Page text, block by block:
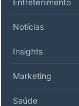
Entretenimento
Notícias
Insights
Marketing
Saúde